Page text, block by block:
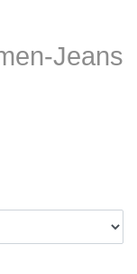
Jeans